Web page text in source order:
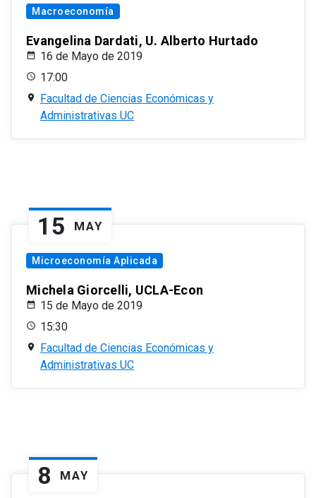
Macroeconomía
Evangelina Dardati, U. Alberto Hurtado
16 de Mayo de 2019
17:00
Facultad de Ciencias Económicas y
Administrativas UC
15 MAY
Microeconomía Aplicada
Michela Giorcelli, UCLA-Econ
15 de Mayo de 2019
15:30
Facultad de Ciencias Económicas y
Administrativas UC
8 MAY